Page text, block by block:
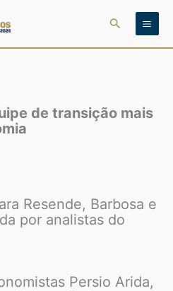
Pesquisar
de transição mais
Resende, Barbosa e
por analistas do
Persio Arida,